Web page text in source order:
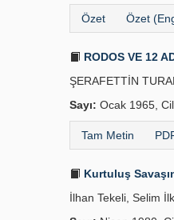
Özet Özet
RODOS VE 12
ŞERAFETTİN
Sayı: Ocak 1965,
Tam Metin
Kurtuluş
İlhan Tekeli, Selim